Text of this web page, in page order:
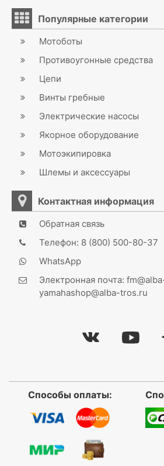
Популярные категории
Мотоботы
Противоугонные средства
Цепи
Винты гребные
Электрические насосы
Якорное оборудование
Мотоэкипировка
Шлемы и аксессуары
Контактная информация
Обратная связь
Телефон: 8 (800) 500-80-37
WhatsApp
Электронная почта:
yamahashop@alba-tros.ru
Способы оплаты: